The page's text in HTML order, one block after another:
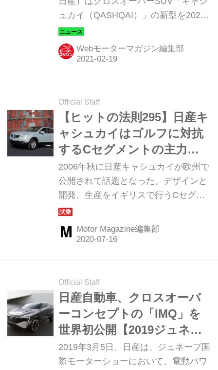
ュカイ（QASHQAI）」の新型を2021
年夏から欧州市場に投入すると発表し
た。
Webモーターマガジン編集部
Official Staff
【ヒットの法則295】日産キ
ャシュカイはゴルフに対抗
するCセグメントの主力モ
デルとして登場した
2006年秋に日産キャシュカイが欧州で
公開されて話題となった。デザインと
開発、生産をイギリスで行うCセグメ
ント世界戦略車だが、その後、日本で
も販売されることが決定。さっそく
Motor Magazine誌はスペイン・バルセ
（以下の試乗記は、Motor Magazine
2007年4月号より）
Motor Magazine編集部
Official Staff
日産自動車、クロスオーバ
ーコンセプトの「IMQ」を
世界初公開【2019ジュネー
ブショー】
2019年3月5日、日産は、ジュネーブ国
際モーターショーにおいて、電動パワ